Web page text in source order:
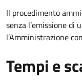
Il procedimento
senza l’emissione di
l’Amministrazione
Tempi e